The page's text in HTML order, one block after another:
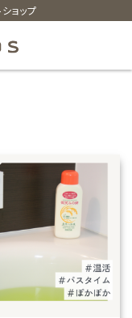
ョップ